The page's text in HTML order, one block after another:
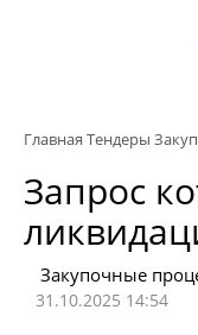
Главная Тендеры
Запрос
Закупочные
31.10.2025 14:54